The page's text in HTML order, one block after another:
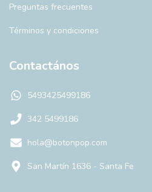
Preguntas frecuentes
Términos y condiciones
Contactános
5493425499186
342 5499186
hola@botonpop.com
San Martín 1636 - Santa Fe